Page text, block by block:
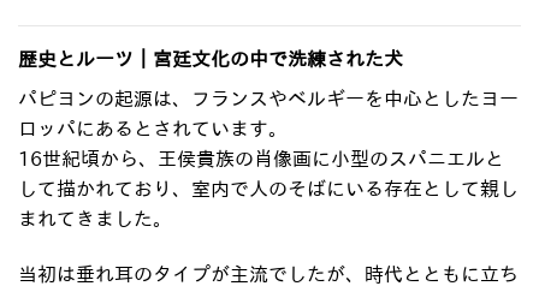
歴史とルーツ｜宮廷文化の中で洗練された犬
パピヨンの起源は、フランスやベルギーを中心としたヨー
ロッパにあるとされています。
16世紀頃から、王侯貴族の肖像画に小型のスパニエルと
して描かれており、室内で人のそばにいる存在として親し
まれてきました。
当初は垂れ耳のタイプが主流でしたが、時代とともに立ち